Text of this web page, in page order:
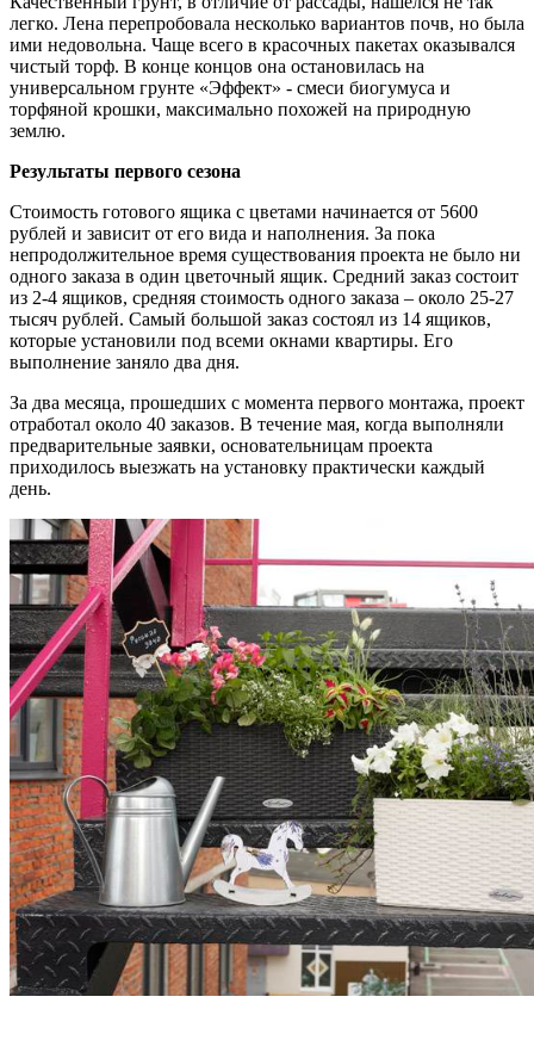
легко. Лена перепробовала несколько вариантов почв, но была
ими недовольна. Чаще всего в красочных пакетах оказывался
чистый торф. В конце концов она остановилась на
универсальном грунте «Эффект» - смеси биогумуса и
торфяной крошки, максимально похожей на природную
землю.
Результаты первого сезона
Стоимость готового ящика с цветами начинается от 5600
рублей и зависит от его вида и наполнения. За пока
непродолжительное время существования проекта не было ни
одного заказа в один цветочный ящик. Средний заказ состоит
из 2-4 ящиков, средняя стоимость одного заказа – около 25-27
тысяч рублей. Самый большой заказ состоял из 14 ящиков,
которые установили под всеми окнами квартиры. Его
выполнение заняло два дня.
За два месяца, прошедших с момента первого монтажа, проект
отработал около 40 заказов. В течение мая, когда выполняли
предварительные заявки, основательницам проекта
приходилось выезжать на установку практически каждый
день.